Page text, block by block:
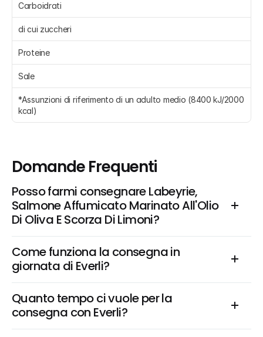
Carboidrati
di cui zuccheri
Proteine
Sale
*Assunzioni di riferimento di un adulto medio (8400 kJ/2000
kcal)
Domande Frequenti
Posso farmi consegnare Labeyrie,
Salmone Affumicato Marinato All'Olio
Di Oliva E Scorza Di Limoni?
Come funziona la consegna in
giornata di Everli?
Quanto tempo ci vuole per la
consegna con Everli?